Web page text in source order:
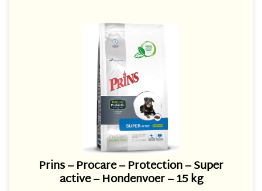
Prins – Procare – Protection – Super
active – Hondenvoer – 15 kg